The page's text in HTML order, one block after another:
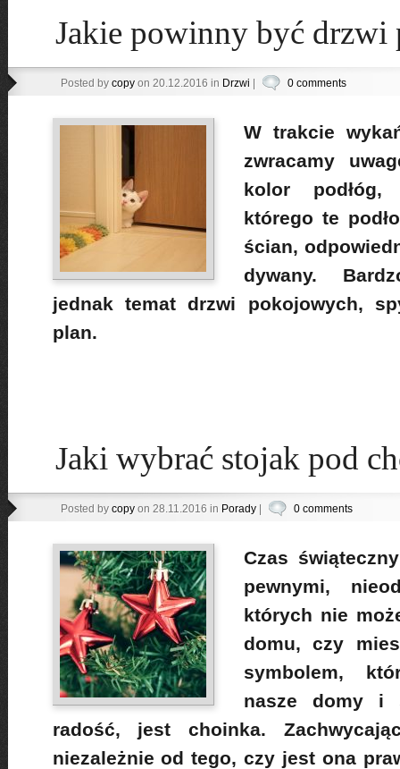
Jakie powinny być drzwi
Posted by copyon 20.12.2016 in Drzwi 0 comments
W trakcie
zwracamy
kolor
którego te
ścian,
dywany.
jednak temat drzwi pokojowych,
plan.
Jaki wybrać stojak pod
Posted by copyon 28.11.2016 in Porady| 0 comments
Czas
pewnymi,
których nie
domu, czy
symbolem,
nasze domy i
radość, jest choinka.
niezależnie od tego, czy jest ona